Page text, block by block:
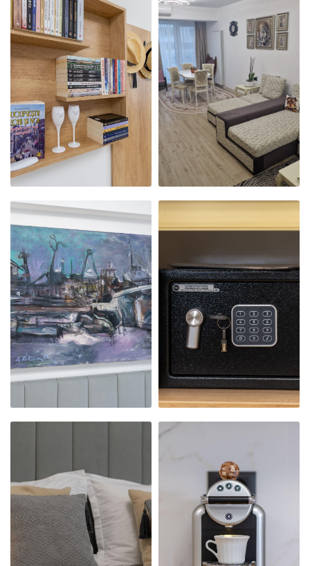
APARTAMENTUL
NOSTRU
MODERN,
PRIMITOR ȘI
CURAT
APARTAMENTUL
NOSTRU
MODERN,
PRIMITOR ȘI
CURAT
APARTAMENTUL
NOSTRU
MODERN,
PRIMITOR ȘI
CURAT
APARTAMENTUL
NOSTRU
MODERN,
PRIMITOR ȘI
CURAT
NOSTRU
MODERN,
PRIMITOR ȘI
NOSTRU
MODERN,
PRIMITOR ȘI